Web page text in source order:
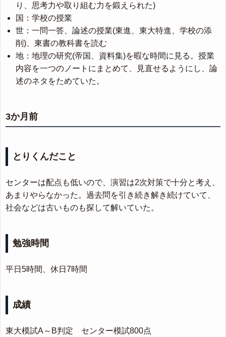
り、思考力や取り組む力を鍛えられた)
国：学校の授業
世：一問一答、論述の授業(東進、東大特進、学校の添
削)、東書の教科書を読む
地：地理の研究(帝国、資料集)を暇な時間に見る。授業
内容を一つのノートにまとめて、見直せるようにし、論
述のネタをためていた。
3か月前
とりくんだこと
センターは配点も低いので、演習は2次対策で十分と考え、
あまりやらなかった。過去問を引き続き解き続けていて、
社会などは古いものも探して解いていた。
勉強時間
平日5時間、休日7時間
成績
東大模試A～B判定 センター模試800点